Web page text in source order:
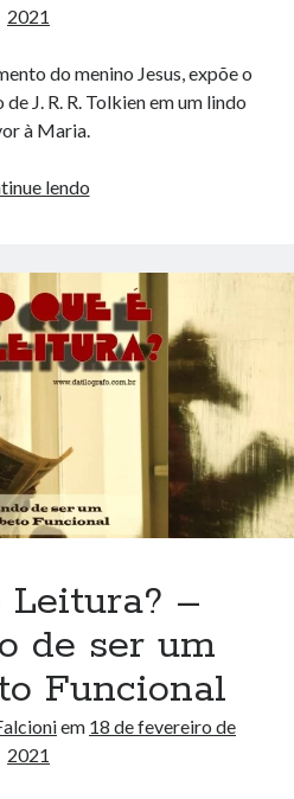
2021
do menino Jesus, expõe o
J. R. R. Tolkien em um lindo
à Maria.
lendoNOEL
de
J.
R.
R.
Tolkien
inédita
Leitura? –
de ser um
Funcional
em 18 de fevereiro de
2021